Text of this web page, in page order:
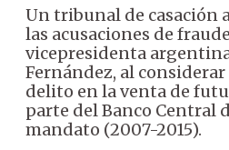
Un tribunal de casación
las acusaciones de
vicepresidenta
Fernández, al
delito en la venta de
parte del Banco Central
mandato (2007-2015).